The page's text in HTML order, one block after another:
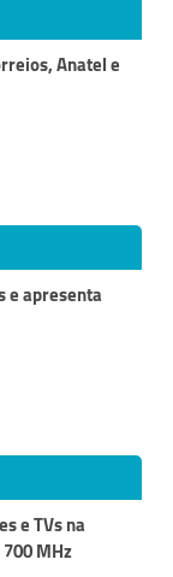
Anatel e
e apresenta
e TVs na
MHz